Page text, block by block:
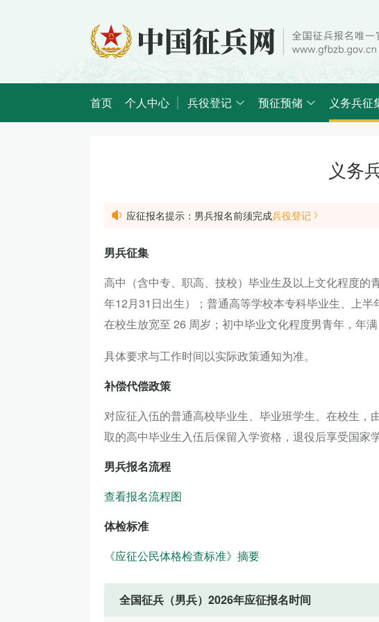
首页 个人中心 兵役登记 预征预储 义务兵征
义务
应征报名提示：男兵报名前须完成兵役登记
男兵征集
高中（含中专、职高、技校）毕业生及以上文化程度
年12月31日出生）；普通高等学校本专科毕业生、上
在校生放宽至 26 周岁；初中毕业文化程度男青年，年满
具体要求与工作时间以实际政策通知为准。
补偿代偿政策
对应征入伍的普通高校毕业生、毕业班学生、在校生
取的高中毕业生入伍后保留入学资格，退役后享受国家
男兵报名流程
查看报名流程图
体检标准
《应征公民体格检查标准》摘要
全国征兵（男兵）2026年应征报名时间